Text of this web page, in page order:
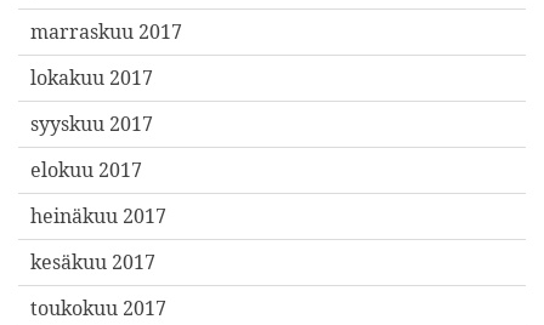
marraskuu 2017
lokakuu 2017
syyskuu 2017
elokuu 2017
heinäkuu 2017
kesäkuu 2017
toukokuu 2017